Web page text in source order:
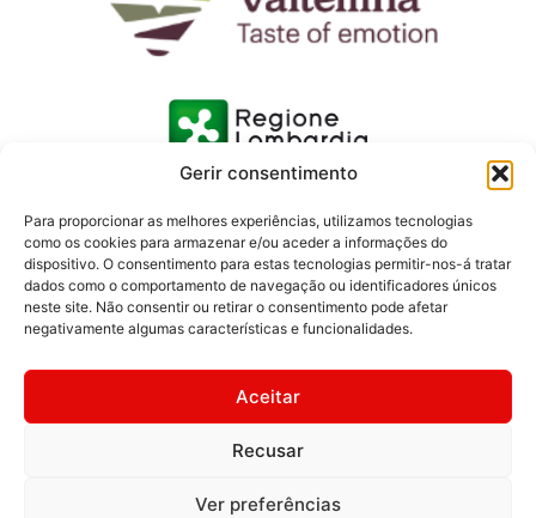
Gerir consentimento
Para proporcionar as melhores experiências, utilizamos tecnologias
como os cookies para armazenar e/ou aceder a informações do
dispositivo. O consentimento para estas tecnologias permitir-nos-á tratar
dados como o comportamento de navegação ou identificadores únicos
neste site. Não consentir ou retirar o consentimento pode afetar
negativamente algumas características e funcionalidades.
Aceitar
Recusar
Ver preferências
© 2026 Consorzio Turistico Media Valtellina | Fotos: Ivan